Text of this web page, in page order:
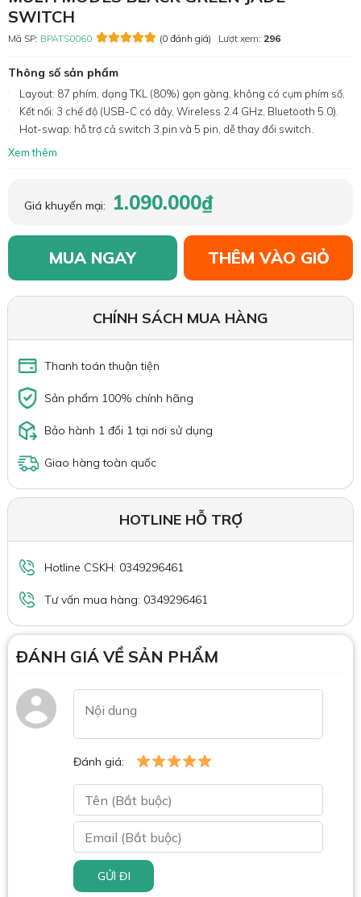
SWITCH
Mã SP: BPATS0060 (0 đánh giá) Lượt xem: 296
Thông số sản phẩm
Layout: 87 phím, dạng TKL (80%) gọn gàng, không có cụm phím số.
Kết nối: 3 chế độ (USB-C có dây, Wireless 2.4 GHz, Bluetooth 5.0).
Hot-swap: hỗ trợ cả switch 3 pin và 5 pin, dễ thay đổi switch.
Xem thêm
Giá khuyến mại: 1.090.000₫
MUA NGAY THÊM VÀO GIỎ
CHÍNH SÁCH MUA HÀNG
Thanh toán thuận tiện
Sản phẩm 100% chính hãng
Bảo hành 1 đổi 1 tại nơi sử dụng
Giao hàng toàn quốc
HOTLINE HỖ TRỢ
Hotline CSKH: 0349296461
Tư vấn mua hàng: 0349296461
ĐÁNH GIÁ VỀ SẢN PHẨM
Đánh giá:
GỬI ĐI